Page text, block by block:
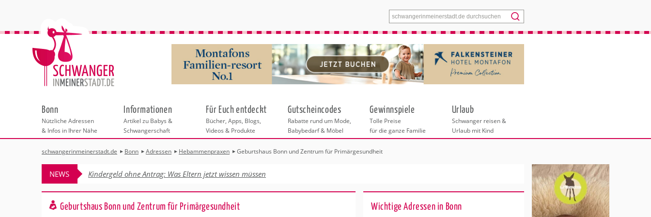
Menü
Bonn
Nützliche Adressen
& Infos in Ihrer Nähe
Städteauswahl
Adressen
Hebammen
Geburtshäuser
Frauenärzte
Kinderärzte
Kliniken
Behördengänge &
Checklisten
Beratungsstellen
Kinderwunschzentren in Hamburg
Schwangerschaftskurse
Erste Hilfe & Beratung
Rückbildung
Sport für Mama & Baby
Kurse fürs Baby
Shopping
Wellness & Gesundheit
Fotografie & Dienstleistungen
Insider-Tipps Hamburg
Informationen
Artikel zu Babys &
Schwangerschaft
Für Euch entdeckt
Bücher, Apps, Blogs,
Videos & Produkte
Gutscheincodes
Rabatte rund um Mode,
Babybedarf & Möbel
Gewinnspiele
Tolle Preise
für die ganze Familie
Urlaub
Schwanger reisen &
Urlaub mit Kind
schwangerinmeinerstadt.de Bonn Adressen Hebammenpraxen Geburtshaus Bonn und Zentrum für Primärgesundheit
NEWS Kindergeld ohne Antrag: Was Eltern jetzt wissen müssen
Geburtshaus Bonn und Zentrum für Primärgesundheit Wichtige Adressen in Bonn